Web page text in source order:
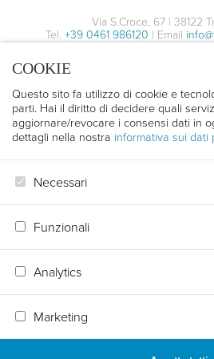
COOKIE
Questo sito fa utilizzo di cookie e
parti. Hai il diritto di decidere quali
aggiornare/revocare i consensi dati in
dettagli nella nostra informativa sui dati
Necessari
Funzionali
Analytics
Marketing
Condividi con i tuoi amici
AGGIUNGI
Baita Festival
Piazza Cesare Battisti -
14:00
Condividi con i tuoi amici
Facebook
AGGIUNGI
YOGA
Via Bernardo Clesio, 5 -
03/05/2026
09:00
Condividi con i tuoi amici
Facebook
Via S.Croce, 67 | 38122
Tel. +39 0461 986120 | Email